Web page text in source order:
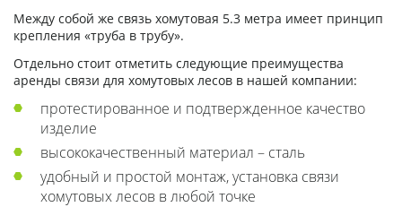
Между собой же связь хомутовая 5.3 метра имеет принцип
крепления «труба в трубу».
Отдельно стоит отметить следующие преимущества
аренды связи для хомутовых лесов в нашей компании:
протестированное и подтвержденное качество
изделие
высококачественный материал – сталь
удобный и простой монтаж, установка связи
хомутовых лесов в любой точке